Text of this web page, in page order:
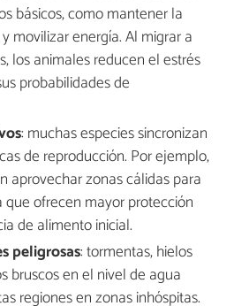
básicos, como mantener la
movilizar energía. Al migrar a
los animales reducen el estrés
probabilidades de
: muchas especies sincronizan
de reproducción. Por ejemplo,
aprovechar zonas cálidas para
que ofrecen mayor protección
de alimento inicial.
peligrosas: tormentas, hielos
bruscos en el nivel de agua
regiones en zonas inhóspitas.